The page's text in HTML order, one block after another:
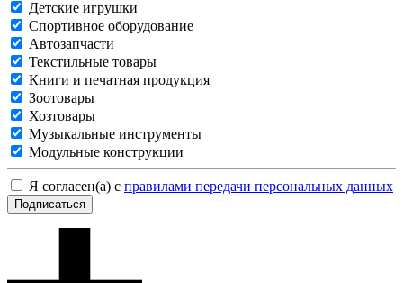
Детские игрушки
Спортивное оборудование
Автозапчасти
Текстильные товары
Книги и печатная продукция
Зоотовары
Хозтовары
Музыкальные инструменты
Модульные конструкции
Я согласен(а) с правилами передачи персональных данных
Подписаться